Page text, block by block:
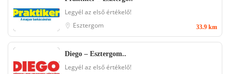
Legyél az első értékelő!
Esztergom
33.9 km
Diego – Esztergom..
Legyél az első értékelő!